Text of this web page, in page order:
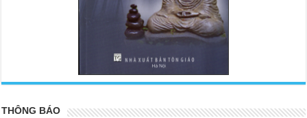
THÔNG BÁO